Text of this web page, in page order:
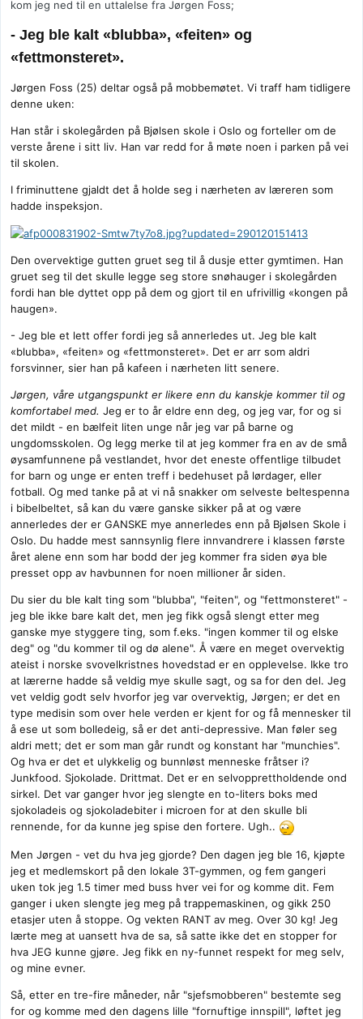
kom jeg ned til en uttalelse fra Jørgen Foss;
- Jeg ble kalt «blubba», «feiten» og
«fettmonsteret».
Jørgen Foss (25) deltar også på mobbemøtet. Vi traff ham tidligere
denne uken:
Han står i skolegården på Bjølsen skole i Oslo og forteller om de
verste årene i sitt liv. Han var redd for å møte noen i parken på vei
til skolen.
I friminuttene gjaldt det å holde seg i nærheten av læreren som
hadde inspeksjon.
Den overvektige gutten gruet seg til å dusje etter gymtimen. Han
gruet seg til det skulle legge seg store snøhauger i skolegården
fordi han ble dyttet opp på dem og gjort til en ufrivillig «kongen på
haugen».
- Jeg ble et lett offer fordi jeg så annerledes ut. Jeg ble kalt
«blubba», «feiten» og «fettmonsteret». Det er arr som aldri
forsvinner, sier han på kafeen i nærheten litt senere.
Jørgen, våre utgangspunkt er likere enn du kanskje kommer til og
komfortabel med. Jeg er to år eldre enn deg, og jeg var, for og si
det mildt - en bælfeit liten unge når jeg var på barne og
ungdomsskolen. Og legg merke til at jeg kommer fra en av de små
øysamfunnene på vestlandet, hvor det eneste offentlige tilbudet
for barn og unge er enten treff i bedehuset på lørdager, eller
fotball. Og med tanke på at vi nå snakker om selveste beltespenna
i bibelbeltet, så kan du være ganske sikker på at og være
annerledes der er GANSKE mye annerledes enn på Bjølsen Skole i
Oslo. Du hadde mest sannsynlig flere innvandrere i klassen første
året alene enn som har bodd der jeg kommer fra siden øya ble
presset opp av havbunnen for noen millioner år siden.
Du sier du ble kalt ting som "blubba", "feiten", og "fettmonsteret" -
jeg ble ikke bare kalt det, men jeg fikk også slengt etter meg
ganske mye styggere ting, som f.eks. "ingen kommer til og elske
deg" og "du kommer til og dø alene". Å være en meget overvektig
ateist i norske svovelkristnes hovedstad er en opplevelse. Ikke tro
at lærerne hadde så veldig mye skulle sagt, og sa for den del. Jeg
vet veldig godt selv hvorfor jeg var overvektig, Jørgen; er det en
type medisin som over hele verden er kjent for og få mennesker til
å ese ut som bolledeig, så er det anti-depressive. Man føler seg
aldri mett; det er som man går rundt og konstant har "munchies".
Og hva er det et ulykkelig og bunnløst menneske fråtser i?
Junkfood. Sjokolade. Drittmat. Det er en selvopprettholdende ond
sirkel. Det var ganger hvor jeg slengte en to-liters boks med
sjokoladeis og sjokoladebiter i microen for at den skulle bli
rennende, for da kunne jeg spise den fortere. Ugh..
Men Jørgen - vet du hva jeg gjorde? Den dagen jeg ble 16, kjøpte
jeg et medlemskort på den lokale 3T-gymmen, og fem gangeri
uken tok jeg 1.5 timer med buss hver vei for og komme dit. Fem
ganger i uken slengte jeg meg på trappemaskinen, og gikk 250
etasjer uten å stoppe. Og vekten RANT av meg. Over 30 kg! Jeg
lærte meg at uansett hva de sa, så satte ikke det en stopper for
hva JEG kunne gjøre. Jeg fikk en ny-funnet respekt for meg selv,
og mine evner.
Så, etter en tre-fire måneder, når "sjefsmobberen" bestemte seg
for og komme med den dagens lille "fornuftige innspill", løftet jeg